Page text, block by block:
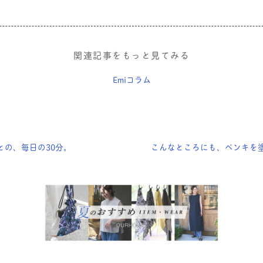
関連記事をもっと見てみる
Emiコラム
の、毎日の30分。 こんなところにも、ペンキを